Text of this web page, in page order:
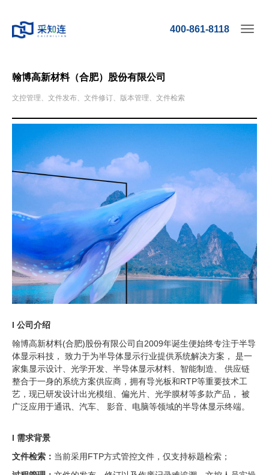
400-861-8118
翰博高新材料（合肥）股份有限公司
文控管理、文件发布、文件修订、版本管理、文件检索
l 公司介绍
翰博高新材料(合肥)股份有限公司自2009年诞生便始终专注于半导
体显示科技， 致力于为半导体显示行业提供系统解决方案， 是一
家集显示设计、光学开发、半导体显示材料、智能制造、 供应链
整合于一身的系统方案供应商，拥有导光板和RTP等重要技术工
艺，现已研发设计出光模组、偏光片、光学膜材等多款产品， 被
广泛应用于通讯、汽车、 影音、电脑等领域的半导体显示终端。
l 需求背景
文件检索： 当前采用FTP方式管控文件，仅支持标题检索；